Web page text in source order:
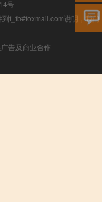
号
f_fb#foxmail.com说明，我们
告及商业合作